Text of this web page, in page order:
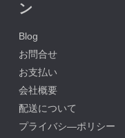
ン
Blog
お問合せ
お支払い
会社概要
配送について
プライバシ―ポリシー